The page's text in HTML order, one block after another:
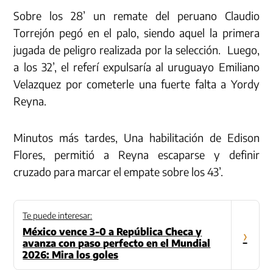
Sobre los 28’ un remate del peruano Claudio
Torrejón pegó en el palo, siendo aquel la primera
jugada de peligro realizada por la selección. Luego,
a los 32’, el referí expulsaría al uruguayo Emiliano
Velazquez por cometerle una fuerte falta a Yordy
Reyna.
Minutos más tardes, Una habilitación de Edison
Flores, permitió a Reyna escaparse y definir
cruzado para marcar el empate sobre los 43’.
Te puede interesar:
México vence 3-0 a República Checa y
avanza con paso perfecto en el Mundial
2026: Mira los goles
›